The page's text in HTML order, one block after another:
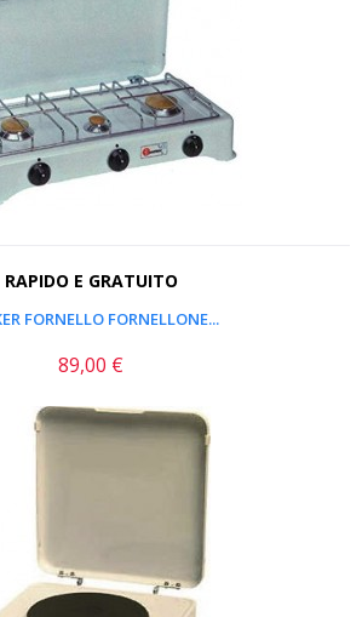
RAPIDO E GRATUITO
FORNELLO FORNELLONE...
Prezzo
89,00 €